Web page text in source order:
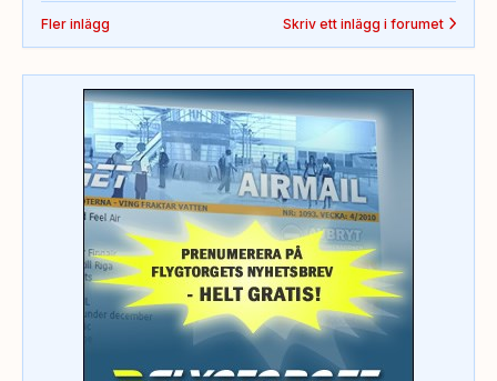
Fler inlägg Skriv ett inlägg i forumet